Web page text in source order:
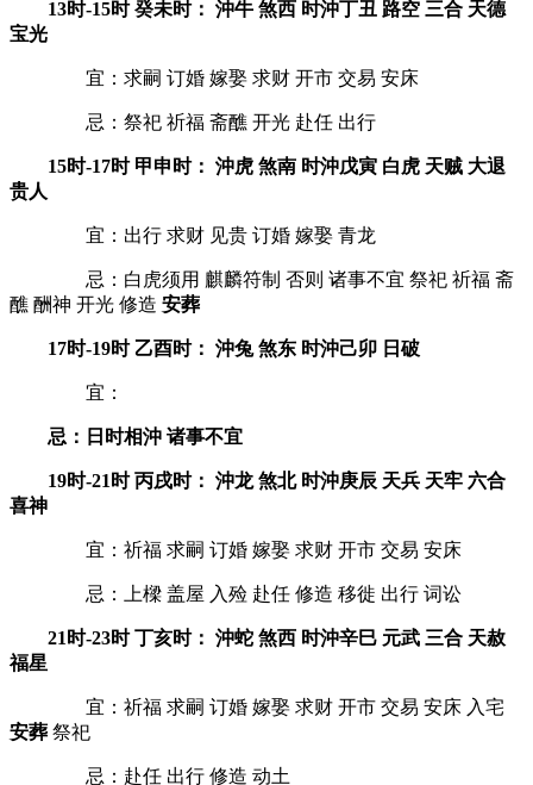
13时-15时 癸未时： 沖牛 煞西 时沖丁丑 路空 三合 天德
宝光
宜：求嗣 订婚 嫁娶 求财 开市 交易 安床
忌：祭祀 祈福 斋醮 开光 赴任 出行
15时-17时 甲申时： 沖虎 煞南 时沖戊寅 白虎 天贼 大退
贵人
宜：出行 求财 见贵 订婚 嫁娶 青龙
忌：白虎须用 麒麟符制 否则 诸事不宜 祭祀 祈福 斋
醮 酬神 开光 修造 安葬
17时-19时 乙酉时： 沖兔 煞东 时沖己卯 日破
宜：
忌：日时相沖 诸事不宜
19时-21时 丙戌时： 沖龙 煞北 时沖庚辰 天兵 天牢 六合
喜神
宜：祈福 求嗣 订婚 嫁娶 求财 开市 交易 安床
忌：上樑 盖屋 入殓 赴任 修造 移徙 出行 词讼
21时-23时 丁亥时： 沖蛇 煞西 时沖辛巳 元武 三合 天赦
福星
宜：祈福 求嗣 订婚 嫁娶 求财 开市 交易 安床 入宅
安葬 祭祀
忌：赴任 出行 修造 动土